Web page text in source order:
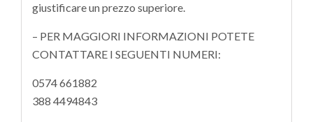
giustificare un prezzo superiore.
– PER MAGGIORI INFORMAZIONI POTETE
CONTATTARE I SEGUENTI NUMERI:
0574 661882
388 4494843